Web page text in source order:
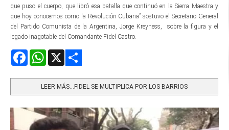
que puso el cuerpo, que libró esa batalla que continuó en la Sierra Maestra y
que hoy conocemos como la Revolución Cubana” sostuvo el Secretario General
del Partido Comunista de la Argentina, Jorge Kreyness, sobre la figura y el
legado inagotable del Comandante Fidel Castro.
FacebookWhatsApp
LEER MÁS…FIDEL SE MULTIPLICA POR LOS BARRIOS